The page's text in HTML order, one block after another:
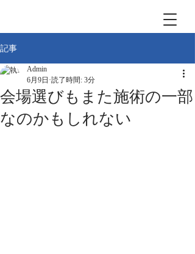
記事
会場選びもまた施術の一部
なのかもしれない
Admin
6月9日 読了時間: 3分